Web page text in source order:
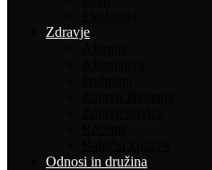
Zdravje
Odnosi in družina